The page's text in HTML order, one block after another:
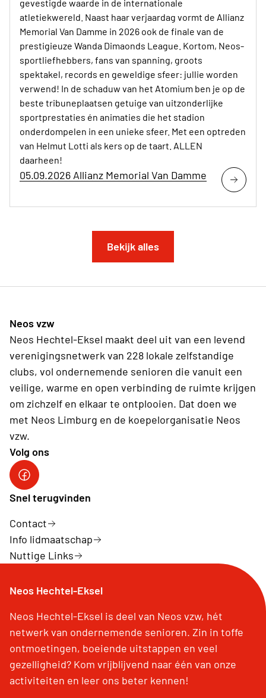
gevestigde waarde in de internationale
atletiekwereld. Naast haar verjaardag vormt de Allianz
Memorial Van Damme in 2026 ook de finale van de
prestigieuze Wanda Dimaonds League. Kortom, Neos-
sportliefhebbers, fans van spanning, groots
spektakel, records en geweldige sfeer: jullie worden
verwend! In de schaduw van het Atomium ben je op de
beste tribuneplaatsen getuige van uitzonderlijke
sportprestaties én animaties die het stadion
onderdompelen in een unieke sfeer. Met een optreden
van Helmut Lotti als kers op de taart. ALLEN
daarheen!
05.09.2026 Allianz Memorial Van Damme
Bekijk alles
Neos vzw
Neos Hechtel-Eksel maakt deel uit van een levend
verenigingsnetwerk van 228 lokale zelfstandige
clubs, vol ondernemende senioren die vanuit een
veilige, warme en open verbinding de ruimte krijgen
om zichzelf en elkaar te ontplooien. Dat doen we
met Neos Limburg en de koepelorganisatie Neos
vzw.
Volg ons
Snel terugvinden
Contact
Info lidmaatschap
Nuttige Links
Neos Hechtel-Eksel
Neos Hechtel-Eksel is deel van Neos vzw, hét
netwerk van ondernemende senioren. Zin in toffe
ontmoetingen, boeiende uitstappen en veel
gezelligheid? Kom vrijblijvend naar één van onze
activiteiten en leer ons beter kennen!